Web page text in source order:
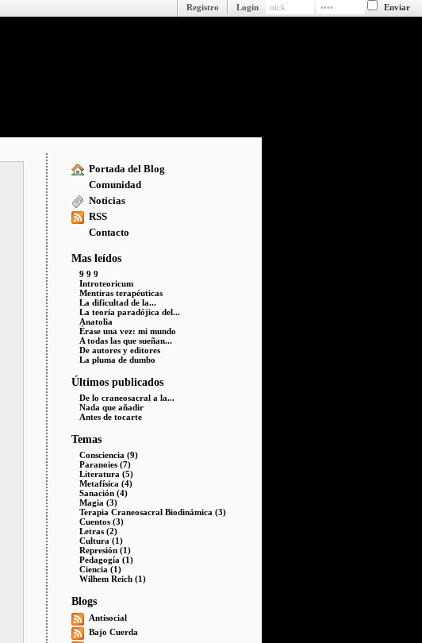
Login
Registro
Portada del Blog
Comunidad
Noticias
RSS
Contacto
Mas leídos
9 9 9
Introteoricum
Mentiras terapéuticas
La dificultad de la...
La teoría paradójica del...
Anatolia
Érase una vez: mi mundo
A todas las que sueñan...
De autores y editores
La pluma de dumbo
Últimos publicados
De lo craneosacral a la...
Nada que añadir
Antes de tocarte
Temas
Consciencia (9)
Paranoies (7)
Literatura (5)
Metafísica (4)
Sanación (4)
Magia (3)
Terapia Craneosacral Biodinámica (3)
Cuentos (3)
Letras (2)
Cultura (1)
Represión (1)
Pedagogía (1)
Ciencia (1)
Wilhem Reich (1)
Blogs
Antisocial
Bajo Cuerda